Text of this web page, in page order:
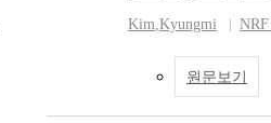
Kim,Kyungmi
원문보기